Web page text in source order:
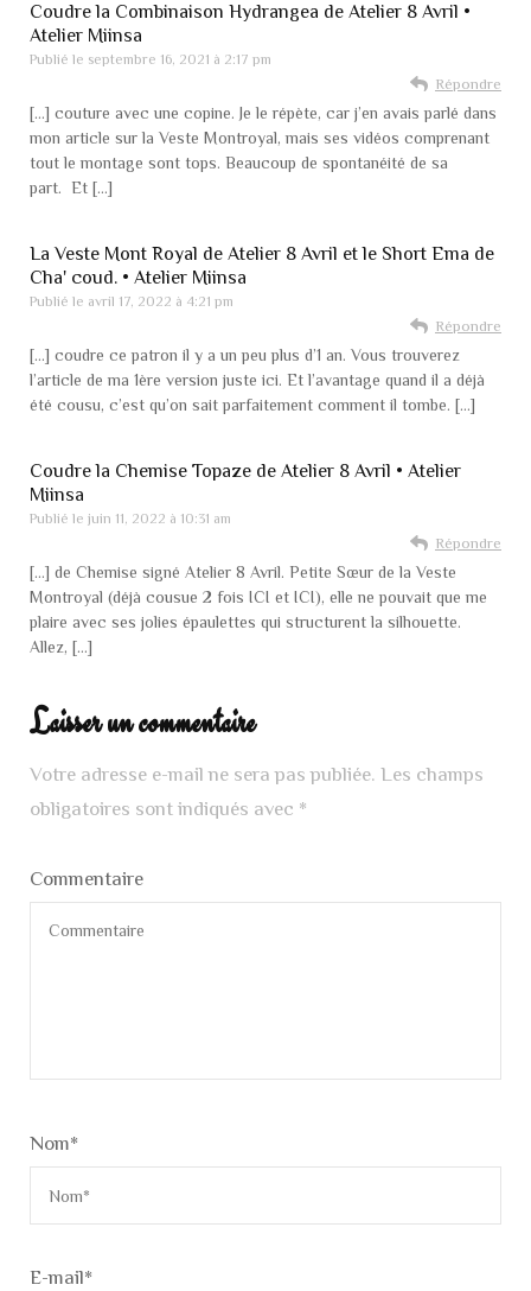
Coudre la Combinaison Hydrangea de Atelier 8 Avril •
Atelier Miinsa
Publié le septembre 16, 2021 à 2:17 pm
Répondre
[…] couture avec une copine. Je le répète, car j’en avais parlé dans
mon article sur la Veste Montroyal, mais ses vidéos comprenant
tout le montage sont tops. Beaucoup de spontanéité de sa
part. Et […]
La Veste Mont Royal de Atelier 8 Avril et le Short Ema de
Cha' coud. • Atelier Miinsa
Publié le avril 17, 2022 à 4:21 pm
Répondre
[…] coudre ce patron il y a un peu plus d’1 an. Vous trouverez
l’article de ma 1ère version juste ici. Et l’avantage quand il a déjà
été cousu, c’est qu’on sait parfaitement comment il tombe. […]
Coudre la Chemise Topaze de Atelier 8 Avril • Atelier
Miinsa
Publié le juin 11, 2022 à 10:31 am
Répondre
[…] de Chemise signé Atelier 8 Avril. Petite Sœur de la Veste
Montroyal (déjà cousue 2 fois ICI et ICI), elle ne pouvait que me
plaire avec ses jolies épaulettes qui structurent la silhouette.
Allez, […]
Laisser un commentaire
Votre adresse e-mail ne sera pas publiée. Les champs
obligatoires sont indiqués avec *
Commentaire
Nom*
E-mail*